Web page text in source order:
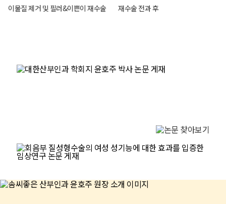
이물질 제거 및 필러&이쁜이 재수술 재수술 전과 후